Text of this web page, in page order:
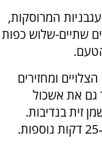
המרוסקות,
שתיים-שלוש כפות
ומחזירים
גם את אשכול
זית בנדיבות.